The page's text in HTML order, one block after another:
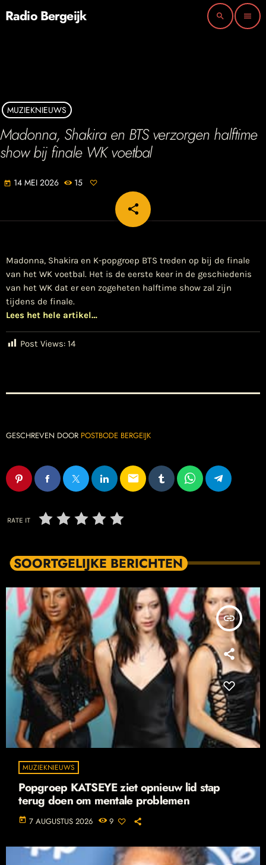
Radio Bergeijk search menu
MUZIEKNIEUWS
Madonna, Shakira en BTS verzorgen halftime
show bij finale WK voetbal
today 14 MEI 2026 15
share
email
Madonna, Shakira en K-popgroep BTS treden op bij de finale
van het WK voetbal. Het is de eerste keer in de geschiedenis
van het WK dat er een zogeheten halftime show zal zijn
tijdens de finale.
Lees het hele artikel…
Post Views: 14
GESCHREVEN DOOR POSTBODE BERGEIJK
email
RATE IT
SOORTGELIJKE BERICHTEN
insert_link
MUZIEKNIEUWS
Popgroep KATSEYE ziet opnieuw lid stap
terug doen om mentale problemen
today 7 AUGUSTUS 2026 9